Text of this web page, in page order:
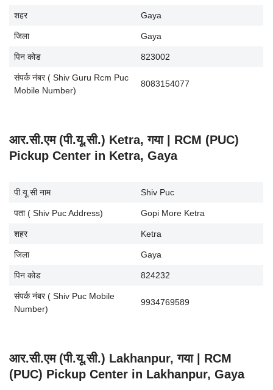
शहर Gaya
जिला Gaya
पिन कोड 823002
संपर्क नंबर ( Shiv Guru Rcm Puc
Mobile Number)
8083154077
आर.सी.एम (पी.यू.सी.) Ketra, गया | RCM (PUC)
Pickup Center in Ketra, Gaya
पी.यू.सी नाम Shiv Puc
पता ( Shiv Puc Address) Gopi More Ketra
शहर Ketra
जिला Gaya
पिन कोड 824232
संपर्क नंबर ( Shiv Puc Mobile
Number)
9934769589
आर.सी.एम (पी.यू.सी.) Lakhanpur, गया | RCM
(PUC) Pickup Center in Lakhanpur, Gaya